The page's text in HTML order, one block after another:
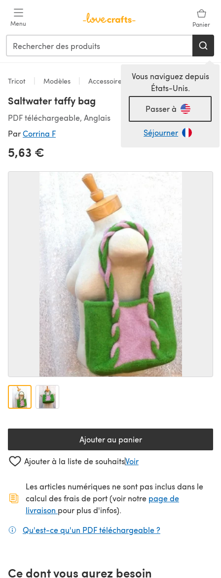
Menu Panier
Vous naviguez depuis
États-Unis.
Passer à
Séjourner
Tricot Modèles Accessoires
Saltwater taffy bag
PDF téléchargeable, Anglais
ParCorrina F
5,63 €
Ajouter au panier
Ajouter à la liste de souhaitsVoir
Les articles numériques ne sont pas inclus dans le
calcul des frais de port (voir notre page de
livraison (s'ouvre dans un nouvel onglet)
pour plus d'infos).
Qu'est-ce qu'un PDF téléchargeable ?
Ce dont vous aurez besoin